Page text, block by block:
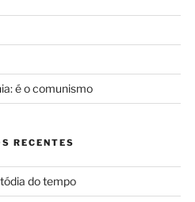
é o comunismo
RECENTES
do tempo